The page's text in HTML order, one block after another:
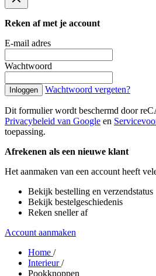
Reken af met je account
E-mail adres
Wachtwoord
Inloggen Wachtwoord vergeten?
Dit formulier wordt beschermd door
Privacybeleid van Google en
toepassing.
Afrekenen als een nieuwe klant
Het aanmaken van een account heeft
Bekijk bestelling en verzendstatus
Bekijk bestelgeschiedenis
Reken sneller af
Account aanmaken
Home /
Interieur/
Pookknoppen